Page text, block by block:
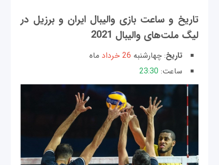
تاریخ و ساعت بازی والیبال ایران و برزیل در
لیگ ملت‌های والیبال 2021
تاریخ: چهارشنبه 26 خرداد
ماه
ساعت: 23:30